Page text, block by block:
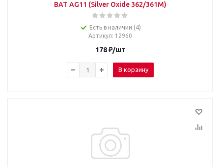
BAT AG11 (Silver Oxide 362/361M)
Есть в наличии (4)
Артикул: 12960
178₽/шт
В корзину